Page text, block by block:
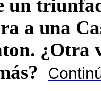
un
a una
¿Otra